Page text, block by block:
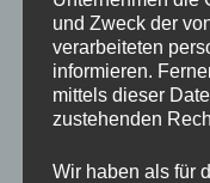
Pensionsbetrages.
und Zweck der
verarbeiteten
informieren.
mittels dieser
zustehenden
Wir haben als für